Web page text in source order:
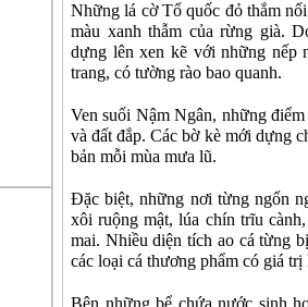
Những lá cờ Tổ quốc đỏ thắm
màu xanh thẫm của rừng già.
dựng lên xen kẽ với những nếp
trang, có tường rào bao quanh.
Ven suối Nậm Ngân, những
và đất đắp. Các bờ kè mới dựng
bản mỗi mùa mưa lũ.
Đặc biệt, những nơi từng ngổn
xôi ruộng mật, lúa chín trĩu
mai. Nhiều diện tích ao cá từng
các loại cá thương phẩm có giá